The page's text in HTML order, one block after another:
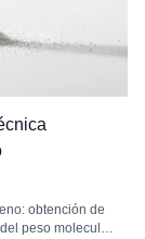
obtención de
peso molecular,